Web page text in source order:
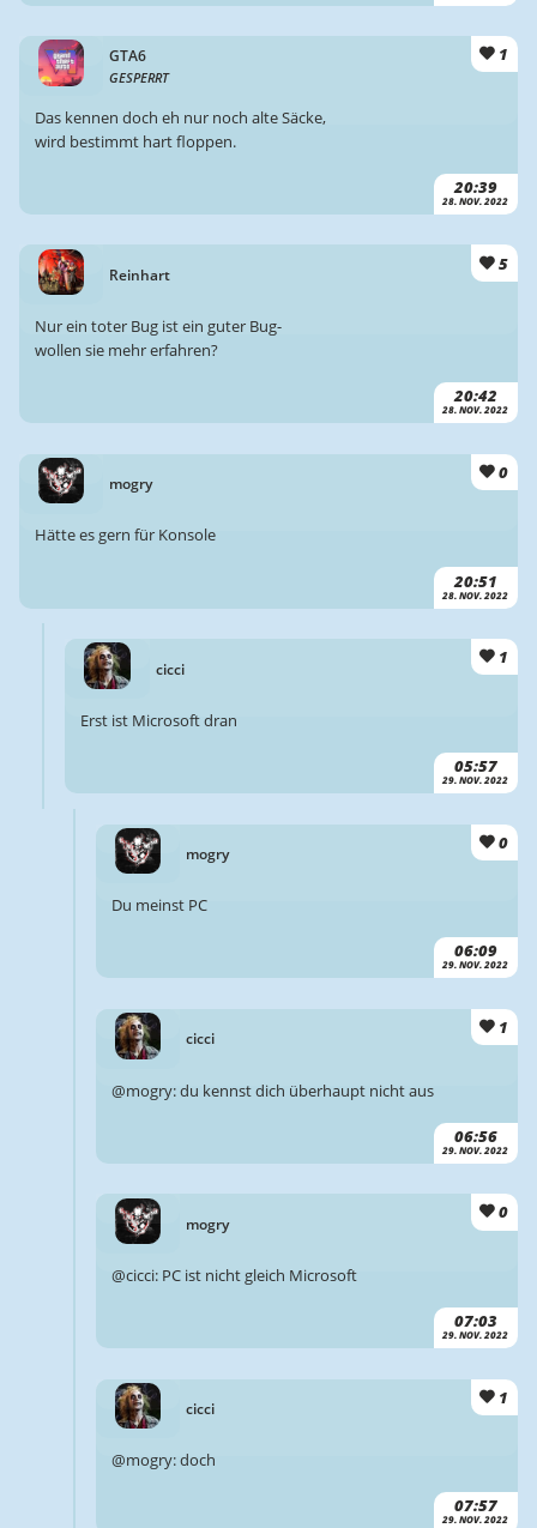
GTA6
GESPERRT
1
20:39
28. NOV. 2022
Das kennen doch eh nur noch alte Säcke,
wird bestimmt hart floppen.
Reinhart
5
20:42
28. NOV. 2022
Nur ein toter Bug ist ein guter Bug-
wollen sie mehr erfahren?
mogry
0
20:51
28. NOV. 2022
Hätte es gern für Konsole
cicci
1
05:57
29. NOV. 2022
Erst ist Microsoft dran
mogry
0
06:09
29. NOV. 2022
Du meinst PC
cicci
1
06:56
29. NOV. 2022
@mogry: du kennst dich überhaupt nicht aus
mogry
0
07:03
29. NOV. 2022
@cicci: PC ist nicht gleich Microsoft
cicci
1
07:57
29. NOV. 2022
@mogry: doch